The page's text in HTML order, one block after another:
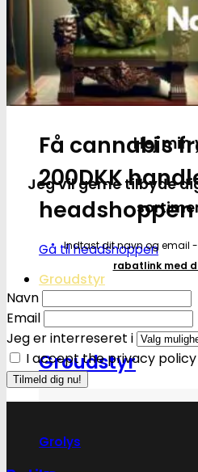
Få cannabis
200DKK
headshoppen
Gå til headshoppen
Groudstyr
Groudstyr
Grolys
Hej min
Jeg vil gerne tilbyde
Indtast dit navn og email
rabatlink med
Navn
Email
Jeg er interreseret i
I accept the privacy policy